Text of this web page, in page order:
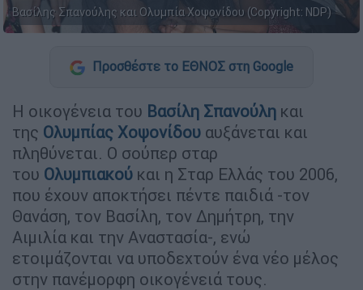
Βασίλης Σπανούλης και Ολυμπία Χοψονίδου (Copyright: NDP)
Προσθέστε το ΕΘΝΟΣ στη Google
Η οικογένεια του Βασίλη Σπανούλη και
της Ολυμπίας Χοψονίδου αυξάνεται και
πληθύνεται. Ο σούπερ σταρ
του Ολυμπιακού και η Σταρ Ελλάς του 2006,
που έχουν αποκτήσει πέντε παιδιά -τον
Θανάση, τον Βασίλη, τον Δημήτρη, την
Αιμιλία και την Αναστασία-, ενώ
ετοιμάζονται να υποδεχτούν ένα νέο μέλος
στην πανέμορφη οικογένειά τους.